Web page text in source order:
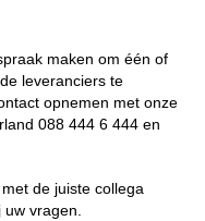
maken om één of
leveranciers te
opnemen met onze
088 444 6 444 en
de juiste collega
vragen.